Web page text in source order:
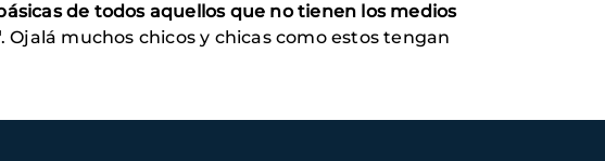
de todos aquellos que no tienen los medios
. Ojalá muchos chicos y chicas como estos tengan